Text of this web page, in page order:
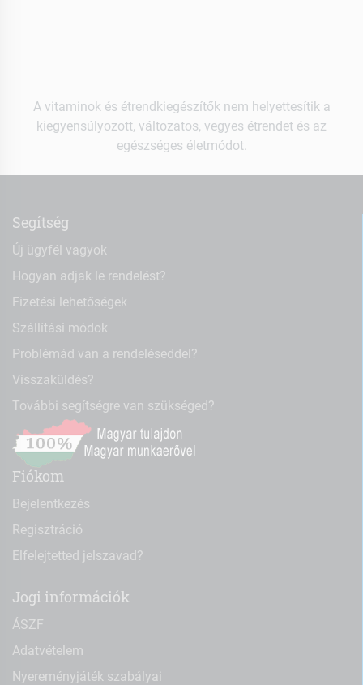
A vitaminok és étrendkiegészítők nem helyettesítik a
kiegyensúlyozott, változatos, vegyes étrendet és az
egészséges életmódot.
Segítség
Új ügyfél vagyok
Hogyan adjak le rendelést?
Fizetési lehetőségek
Szállítási módok
Problémád van a rendeléseddel?
Visszaküldés?
További segítségre van szükséged?
Fiókom
Bejelentkezés
Regisztráció
Elfelejtetted jelszavad?
Jogi információk
ÁSZF
Adatvételem
Nyereményjáték szabályai